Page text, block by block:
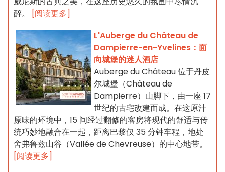
醉。
[阅读更多]
L'Auberge du Château de
Dampierre-en-Yvelines：面
向城堡的迷人酒店
Auberge du Château 位于丹皮
尔城堡（Château de
Dampierre）山脚下，由一座 17
世纪的古宅改建而成。在这原汁
原味的环境中，15 间经过翻修的客房将现代的舒适与传
统巧妙地融合在一起，距离巴黎仅 35 分钟车程，地处
舍弗鲁兹山谷（Vallée de Chevreuse）的中心地带。
[阅读更多]